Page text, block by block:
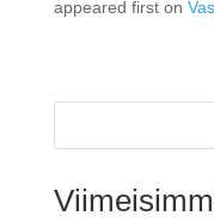
appeared first on